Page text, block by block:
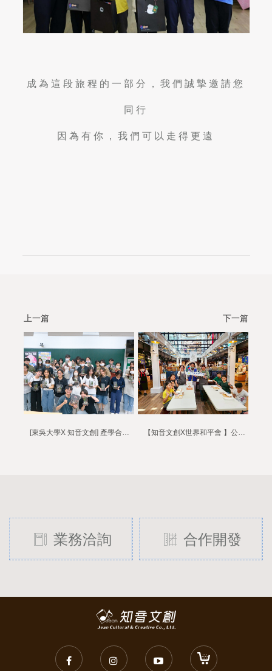
成為這段旅程的一部分，我們誠摯邀請您
同行
因為有你，我們可以走得更遠
上一篇
[東吳大學X 知音文創] 產學合作多元學習體驗
下一篇
【知音文創X世界和平會 】公益彈線偶DIY活動
業務洽詢 合作開發